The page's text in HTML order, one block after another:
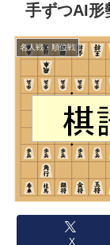
手ずつAI形
名人戦・順位戦
X